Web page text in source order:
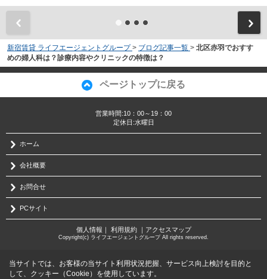
新宿賃貸 ライフエージェントグループ > ブログ記事一覧 > 北区赤羽でおすす
めの婦人科は？診療内容やクリニックの特徴は？
ページトップに戻る
営業時間:10：00～19：00
定休日:水曜日
ホーム
会社概要
お問合せ
PCサイト
個人情報 利用規約｜ アクセスマップ
Copyright(c) ライフエージェントグループ All rights reserved.
当サイトでは、お客様の当サイト利用状況把握、サービス向上検討を目的と
して、クッキー（Cookie）を使用しています。